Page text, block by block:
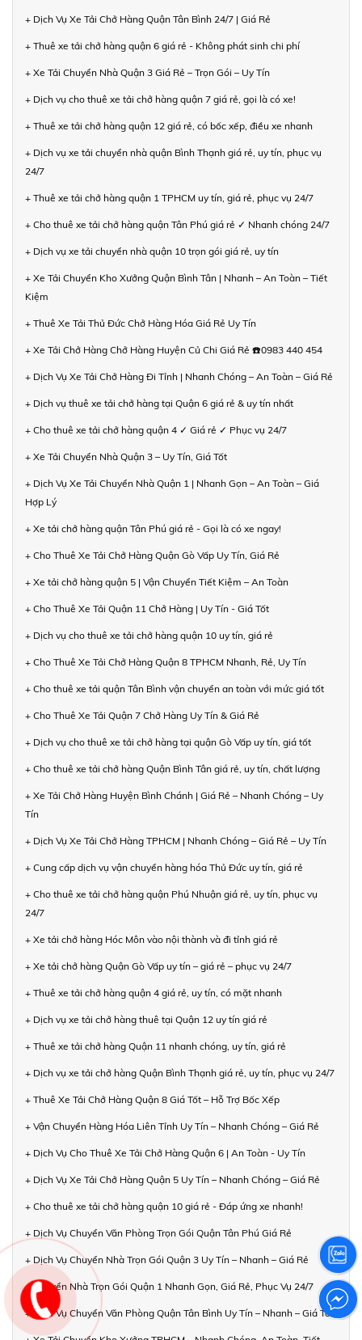
+ Dịch Vụ Xe Tải Chở Hàng Quận Tân Bình 24/7 | Giá Rẻ
+ Thuê xe tải chở hàng quận 6 giá rẻ - Không phát sinh chi phí
+ Xe Tải Chuyển Nhà Quận 3 Giá Rẻ – Trọn Gói – Uy Tín
+ Dịch vụ cho thuê xe tải chở hàng quận 7 giá rẻ, gọi là có xe!
+ Thuê xe tải chở hàng quận 12 giá rẻ, có bốc xếp, điều xe nhanh
+ Dịch vụ xe tải chuyển nhà quận Bình Thạnh giá rẻ, uy tín, phục vụ
24/7
+ Thuê xe tải chở hàng quận 1 TPHCM uy tín, giá rẻ, phục vụ 24/7
+ Cho thuê xe tải chở hàng quận Tân Phú giá rẻ ✓ Nhanh chóng 24/7
+ Dịch vụ xe tải chuyển nhà quận 10 trọn gói giá rẻ, uy tín
+ Xe Tải Chuyển Kho Xưởng Quận Bình Tân | Nhanh – An Toàn – Tiết
Kiệm
+ Thuê Xe Tải Thủ Đức Chở Hàng Hóa Giá Rẻ Uy Tín
+ Xe Tải Chở Hàng Chở Hàng Huyện Củ Chi Giá Rẻ ☎️0983 440 454
+ Dịch Vụ Xe Tải Chở Hàng Đi Tỉnh | Nhanh Chóng – An Toàn – Giá Rẻ
+ Dịch vụ thuê xe tải chở hàng tại Quận 6 giá rẻ & uy tín nhất
+ Cho thuê xe tải chở hàng quận 4 ✓ Giá rẻ ✓ Phục vụ 24/7
+ Xe Tải Chuyển Nhà Quận 3 – Uy Tín, Giá Tốt
+ Dịch Vụ Xe Tải Chuyển Nhà Quận 1 | Nhanh Gọn – An Toàn – Giá
Hợp Lý
+ Xe tải chở hàng quận Tân Phú giá rẻ - Gọi là có xe ngay!
+ Cho Thuê Xe Tải Chở Hàng Quận Gò Vấp Uy Tín, Giá Rẻ
+ Xe tải chở hàng quận 5 | Vận Chuyển Tiết Kiệm – An Toàn
+ Cho Thuê Xe Tải Quận 11 Chở Hàng | Uy Tín - Giá Tốt
+ Dịch vụ cho thuê xe tải chở hàng quận 10 uy tín, giá rẻ
+ Cho Thuê Xe Tải Chở Hàng Quận 8 TPHCM Nhanh, Rẻ, Uy Tín
+ Cho thuê xe tải quận Tân Bình vận chuyển an toàn với mức giá tốt
+ Cho Thuê Xe Tải Quận 7 Chở Hàng Uy Tín & Giá Rẻ
+ Dịch vụ cho thuê xe tải chở hàng tại quận Gò Vấp uy tín, giá tốt
+ Cho thuê xe tải chở hàng Quận Bình Tân giá rẻ, uy tín, chất lượng
+ Xe Tải Chở Hàng Huyện Bình Chánh | Giá Rẻ – Nhanh Chóng – Uy
Tín
+ Dịch Vụ Xe Tải Chở Hàng TPHCM | Nhanh Chóng – Giá Rẻ – Uy Tín
+ Cung cấp dịch vụ vận chuyển hàng hóa Thủ Đức uy tín, giá rẻ
+ Cho thuê xe tải chở hàng quận Phú Nhuận giá rẻ, uy tín, phục vụ
24/7
+ Xe tải chở hàng Hóc Môn vào nội thành và đi tỉnh giá rẻ
+ Xe tải chở hàng Quận Gò Vấp uy tín – giá rẻ – phục vụ 24/7
+ Thuê xe tải chở hàng quận 4 giá rẻ, uy tín, có mặt nhanh
+ Dịch vụ xe tải chở hàng thuê tại Quận 12 uy tín giá rẻ
+ Thuê xe tải chở hàng Quận 11 nhanh chóng, uy tín, giá rẻ
+ Dịch vụ xe tải chở hàng Quận Bình Thạnh giá rẻ, uy tín, phục vụ 24/7
+ Thuê Xe Tải Chở Hàng Quận 8 Giá Tốt – Hỗ Trợ Bốc Xếp
+ Vận Chuyển Hàng Hóa Liên Tỉnh Uy Tín – Nhanh Chóng – Giá Rẻ
+ Dịch Vụ Cho Thuê Xe Tải Chở Hàng Quận 6 | An Toàn - Uy Tín
+ Dịch Vụ Xe Tải Chở Hàng Quận 5 Uy Tín – Nhanh Chóng – Giá Rẻ
+ Cho thuê xe tải chở hàng quận 10 giá rẻ - Đáp ứng xe nhanh!
+ Dịch Vụ Chuyển Văn Phòng Trọn Gói Quận Tân Phú Giá Rẻ
+ Dịch Vụ Chuyển Nhà Trọn Gói Quận 3 Uy Tín – Nhanh – Giá Rẻ
+ Chuyển Nhà Trọn Gói Quận 1 Nhanh Gọn, Giá Rẻ, Phục Vụ 24/7
+ Dịch Vụ Chuyển Văn Phòng Quận Tân Bình Uy Tín – Nhanh – Giá Tốt